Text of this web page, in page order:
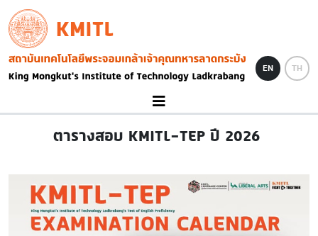
Skip to main content
KMITL
Image
EN TH
ตารางสอบ KMITL-TEP ปี 2026